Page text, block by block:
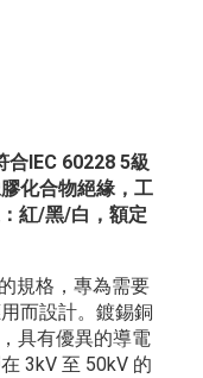
合IEC 60228 5級
化合物絕緣，工
紅/黑/白，額定
規格，專為需要
而設計。鍍錫銅
具有優異的導電
3kV 至 50kV 的